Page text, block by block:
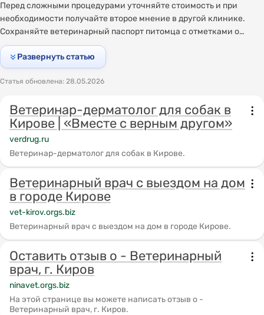
Перед сложными процедурами уточняйте стоимость и при
необходимости получайте второе мнение в другой клинике.
Сохраняйте ветеринарный паспорт питомца с отметками о
прививках — он необходим при перевозке животного,
посещении гостиниц для животных и в ряде других ситуаций.
Внимательная забота о здоровье питомца и наличие надёжной
ветеринарной клиники под рукой обеспечат вашему любимцу
Развернуть статью
Статья обновлена: 28.05.2026
Ветеринар-дерматолог для собак в
Кирове | «Вместе с верным другом»
verdrug.ru
Ветеринар-дерматолог для собак в Кирове.
Ветеринарный врач с выездом на дом
в городе Кирове
vet-kirov.orgs.biz
Ветеринарный врач с выездом на дом в городе Кирове.
Оставить отзыв о - Ветеринарный
врач, г. Киров
ninavet.orgs.biz
На этой странице вы можете написать отзыв о -
Ветеринарный врач, г. Киров.